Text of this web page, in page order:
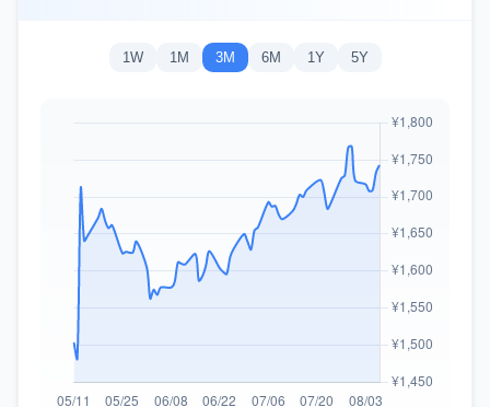
1W 1M 3M 6M 1Y 5Y